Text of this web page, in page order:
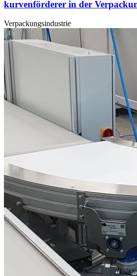
kurvenförderer in der
Verpackungsindustrie